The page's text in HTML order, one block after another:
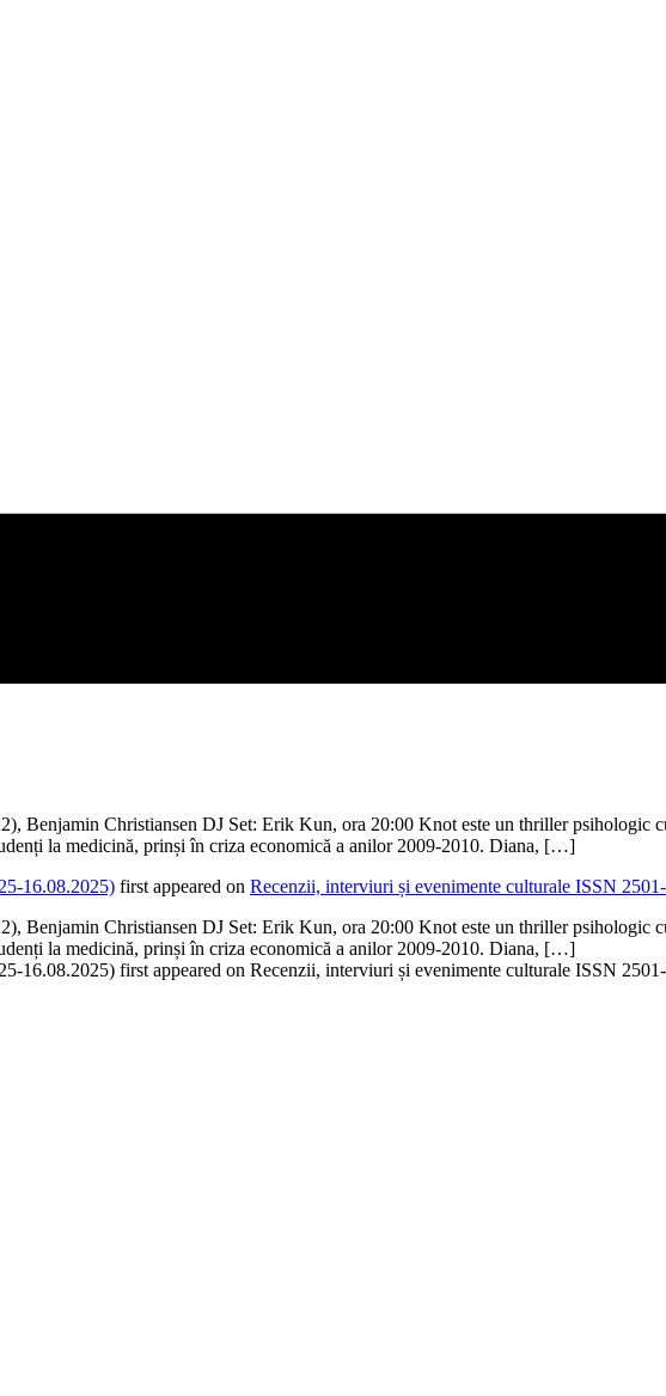
Benjamin Christiansen DJ Set: Erik Kun, ora 20:00 Knot este un thriller psihologic
la medicină, prinși în criza economică a anilor 2009-2010. Diana, […]
16.08.2025) first appeared on Recenzii, interviuri și evenimente culturale ISSN
Benjamin Christiansen DJ Set: Erik Kun, ora 20:00 Knot este un thriller psihologic
la medicină, prinși în criza economică a anilor 2009-2010. Diana, […]
first appeared on Recenzii, interviuri și evenimente culturale ISSN